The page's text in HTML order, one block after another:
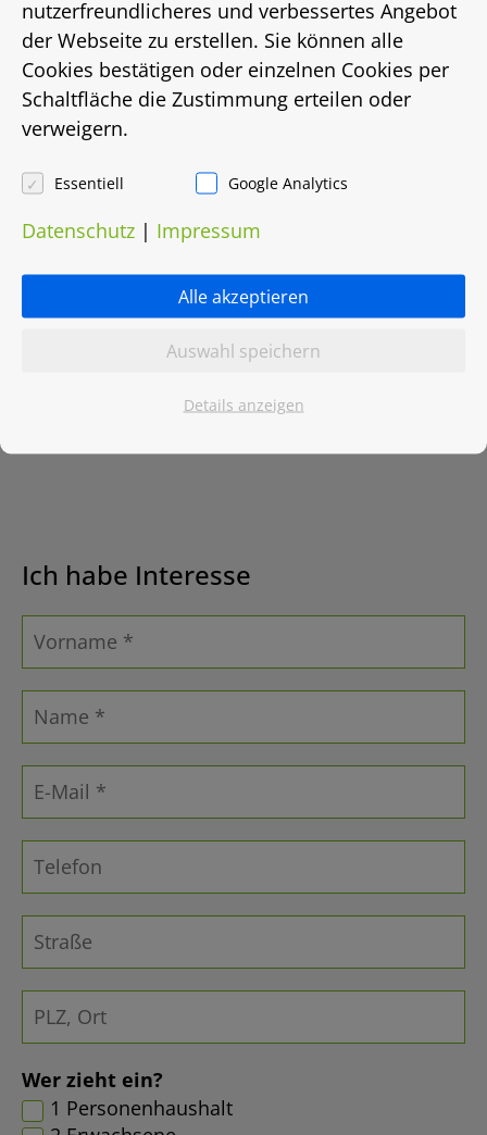
Energiebedarf in Kwh/(m²/a)
199
Energieträger
Gas
Ich habe Interesse
Wer zieht ein?
1 Personenhaushalt
nutzerfreundlicheres und verbessertes Angebot
der Webseite zu erstellen. Sie können alle
Cookies bestätigen oder einzelnen Cookies per
Schaltfläche die Zustimmung erteilen oder
verweigern.
Essentiell Google Analytics
Datenschutz | Impressum
Alle akzeptieren
Auswahl speichern
Details anzeigen